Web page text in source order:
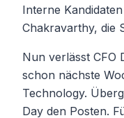
Interne
Chakravarthy, die
Nun verlässt CFO
schon nächste
Technology.
Day den Posten.